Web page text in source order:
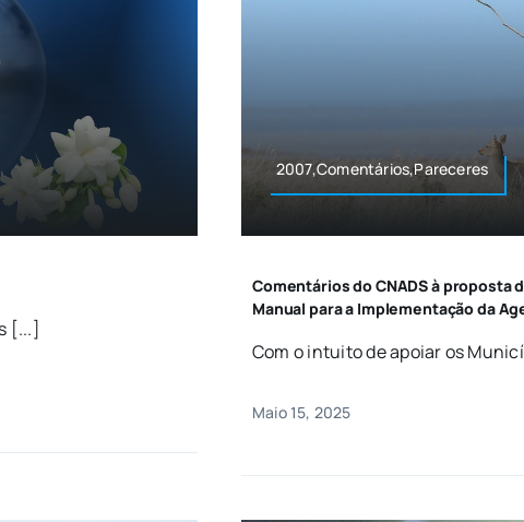
[...]
2007,Comentários,Pareceres
Comentários do CNADS à proposta
Manual para a Implementação da
Com o intuito de apoiar os
Maio 15, 2025